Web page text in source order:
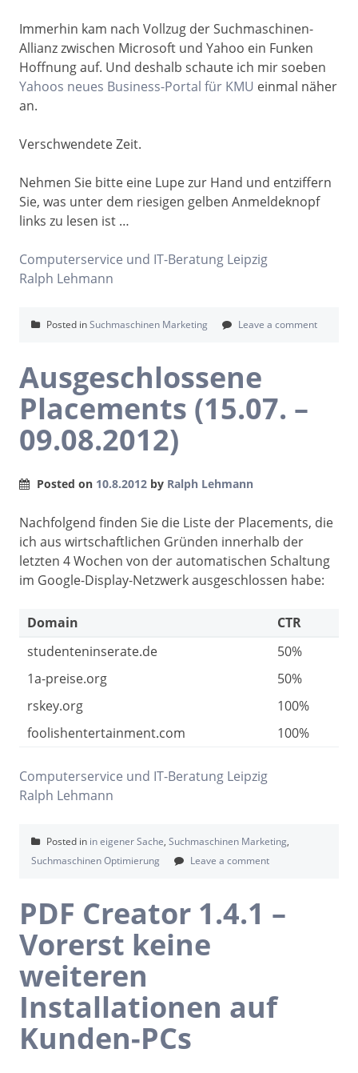
Immerhin kam nach Vollzug der Suchmaschinen-
Allianz zwischen Microsoft und Yahoo ein Funken
Hoffnung auf. Und deshalb schaute ich mir soeben
Yahoos neues Business-Portal für KMU einmal näher
an.
Verschwendete Zeit.
Nehmen Sie bitte eine Lupe zur Hand und entziffern
Sie, was unter dem riesigen gelben Anmeldeknopf
links zu lesen ist …
Computerservice und IT-Beratung Leipzig
Ralph Lehmann
Posted inSuchmaschinen Marketing Leave a comment
Ausgeschlossene
Placements (15.07. –
09.08.2012)
Posted on 10.8.2012 by Ralph Lehmann
Nachfolgend finden Sie die Liste der Placements, die
ich aus wirtschaftlichen Gründen innerhalb der
letzten 4 Wochen von der automatischen Schaltung
im Google-Display-Netzwerk ausgeschlossen habe:
Domain
CTR
studenteninserate.de
50%
1a-preise.org
50%
rskey.org
100%
foolishentertainment.com
100%
Computerservice und IT-Beratung Leipzig
Ralph Lehmann
Posted in in eigener Sache, Suchmaschinen Marketing,
Suchmaschinen Optimierung
Leave a comment
PDF Creator 1.4.1 –
Vorerst keine
weiteren
Installationen auf
Kunden-PCs